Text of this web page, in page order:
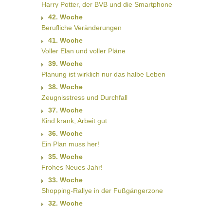
Harry Potter, der BVB und die Smartphone
42. Woche
Berufliche Veränderungen
41. Woche
Voller Elan und voller Pläne
39. Woche
Planung ist wirklich nur das halbe Leben
38. Woche
Zeugnisstress und Durchfall
37. Woche
Kind krank, Arbeit gut
36. Woche
Ein Plan muss her!
35. Woche
Frohes Neues Jahr!
33. Woche
Shopping-Rallye in der Fußgängerzone
32. Woche